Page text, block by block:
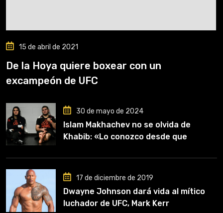
15 de abril de 2021
De la Hoya quiere boxear con un
excampeón de UFC
30 de mayo de 2024
Islam Makhachev no se olvida de
Khabib: «Lo conozco desde que
clave en mi carrera»
17 de diciembre de 2019
Dwayne Johnson dará vida al mítico
luchador de UFC, Mark Kerr